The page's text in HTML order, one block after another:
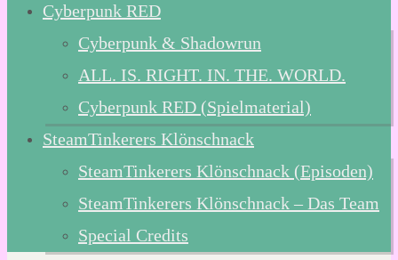
Cyberpunk RED
Cyberpunk & Shadowrun
ALL. IS. RIGHT. IN. THE. WORLD.
Cyberpunk RED (Spielmaterial)
SteamTinkerers Klönschnack
SteamTinkerers Klönschnack (Episoden)
SteamTinkerers Klönschnack – Das Team
Special Credits